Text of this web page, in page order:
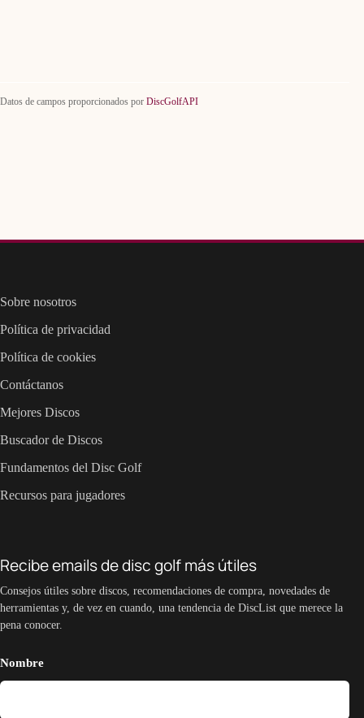
Datos de campos proporcionados por DiscGolfAPI
Sobre nosotros
Política de privacidad
Política de cookies
Contáctanos
Mejores Discos
Buscador de Discos
Fundamentos del Disc Golf
Recursos para jugadores
Recibe emails de disc golf más útiles
Consejos útiles sobre discos, recomendaciones de compra, novedades de
herramientas y, de vez en cuando, una tendencia de DiscList que merece la
pena conocer.
Nombre